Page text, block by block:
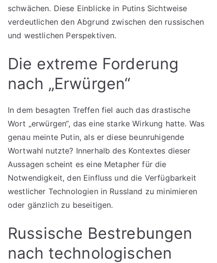
schwächen. Diese Einblicke in Putins Sichtweise
verdeutlichen den Abgrund zwischen den russischen
und westlichen Perspektiven.
Die extreme Forderung
nach „Erwürgen“
In dem besagten Treffen fiel auch das drastische
Wort „erwürgen“, das eine starke Wirkung hatte. Was
genau meinte Putin, als er diese beunruhigende
Wortwahl nutzte? Innerhalb des Kontextes dieser
Aussagen scheint es eine Metapher für die
Notwendigkeit, den Einfluss und die Verfügbarkeit
westlicher Technologien in Russland zu minimieren
oder gänzlich zu beseitigen.
Russische Bestrebungen
nach technologischen